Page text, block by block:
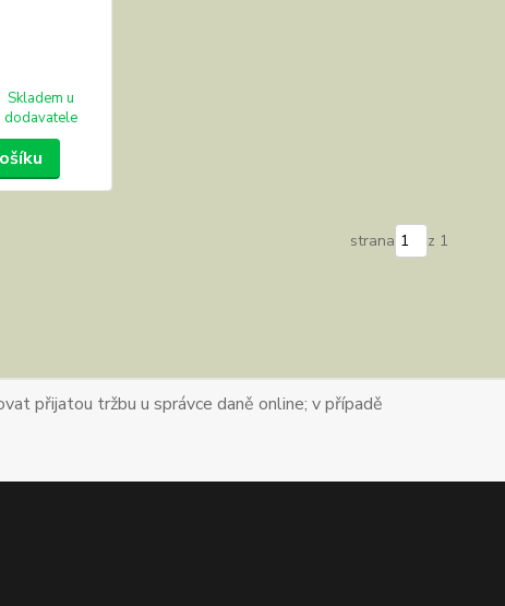
Skladem u
dodavatele
strana z 1
přijatou tržbu u správce daně online; v případě